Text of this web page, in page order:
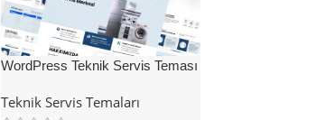
WordPress Teknik Servis Teması
Teknik Servis Temaları